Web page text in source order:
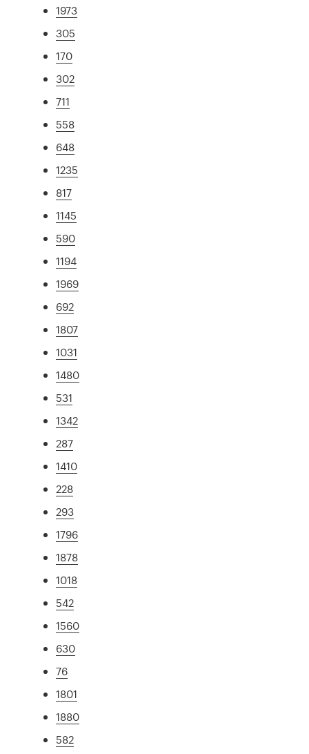
1973
305
170
302
711
558
648
1235
817
1145
590
1194
1969
692
1807
1031
1480
531
1342
287
1410
228
293
1796
1878
1018
542
1560
630
76
1801
1880
582